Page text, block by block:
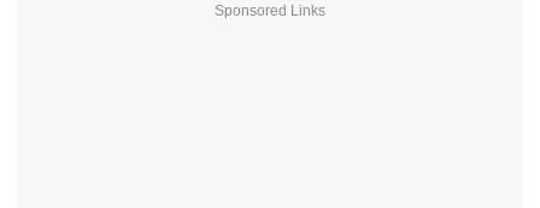
Sponsored Links